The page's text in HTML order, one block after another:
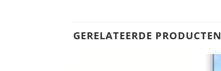
GERELATEERDE PRODUCTEN